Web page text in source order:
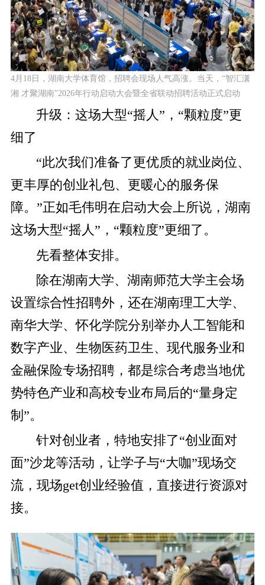
4月18日 ，湖南大学体育馆，招聘会现场人气高涨。当天，“智汇潇
湘 才聚湖南”2026年行动启动大会暨全省联动招聘活动正式启动
升级： 这场大型“摇人”， “颗粒度”更
细了
“此次我们准备了更优质的就业岗位、
更丰厚的创业礼包、更暖心的服务保
障。”正如毛伟明在启动大会上所说，湖南
这场大型“摇人”，“颗粒度”更细了。
先看整体安排。
除在湖南大学、湖南师范大学主会场
设置综合性招聘外， 还在湖南理工大学、
南华大学、怀化学院分别举办人工智能和
数字产业、生物医药卫生、现代服务业和
金融保险专场招聘，都是综合考虑当地优
势特色产业和高校专业布局后的“量身定
制”。
针对创业者，特地安排了“创业面对
面”沙龙等活动，让学子与“大咖”现场交
流，现场get创业经验值，直接进行资源对
接。